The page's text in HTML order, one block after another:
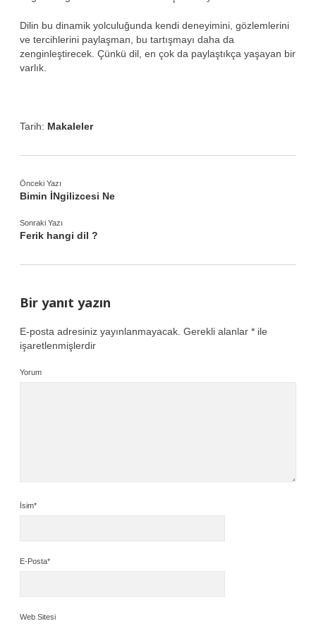
Dilin bu dinamik yolculuğunda kendi deneyimini, gözlemlerini
ve tercihlerini paylaşman, bu tartışmayı daha da
zenginleştirecek. Çünkü dil, en çok da paylaştıkça yaşayan bir
varlık.
Tarih: Makaleler
Önceki Yazı
Bimin İNgilizcesi Ne
Sonraki Yazı
Ferik hangi dil ?
Bir yanıt yazın
E-posta adresiniz yayınlanmayacak. Gerekli alanlar * ile
işaretlenmişlerdir
Yorum
İsim*
E-Posta*
Web Sitesi